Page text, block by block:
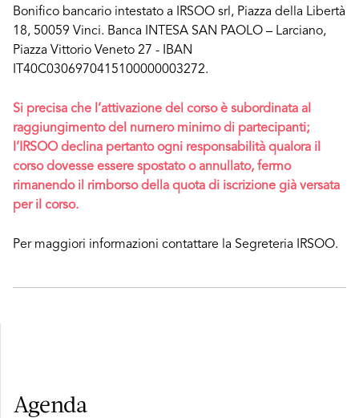
Bonifico bancario intestato a IRSOO srl, Piazza della Libertà
18, 50059 Vinci. Banca INTESA SAN PAOLO – Larciano,
Piazza Vittorio Veneto 27 - IBAN
IT40C0306970415100000003272.
Si precisa che l’attivazione del corso è subordinata al
raggiungimento del numero minimo di partecipanti;
l’IRSOO declina pertanto ogni responsabilità qualora il
corso dovesse essere spostato o annullato, fermo
rimanendo il rimborso della quota di iscrizione già versata
per il corso.
Per maggiori informazioni contattare la Segreteria IRSOO.
Agenda